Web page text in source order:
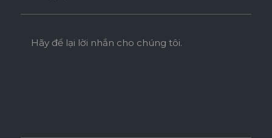
Hãy để lại lời nhắn cho chúng tôi.